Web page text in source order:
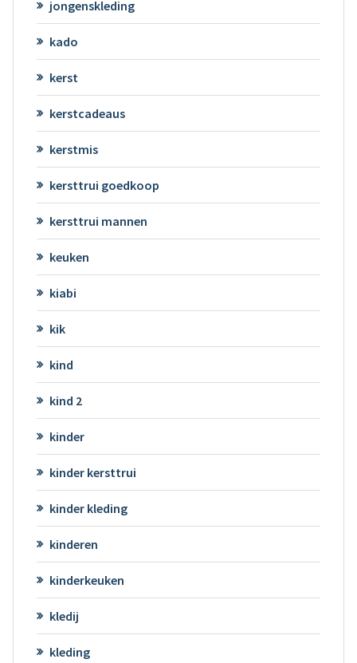
jongenskleding
kado
kerst
kerstcadeaus
kerstmis
kersttrui goedkoop
kersttrui mannen
keuken
kiabi
kik
kind
kind 2
kinder
kinder kersttrui
kinder kleding
kinderen
kinderkeuken
kledij
kleding